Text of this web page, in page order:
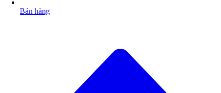
Bán hàng